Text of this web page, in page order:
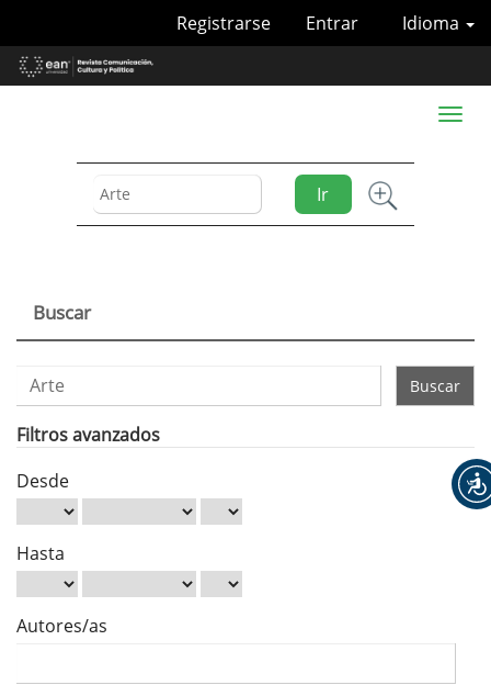
Contenido
principal
Idioma
Registrarse Entrar
Ir
Toggle
Buscar
Buscar
artículos
por
Filtros avanzados
Desde
Hasta
Autores/as